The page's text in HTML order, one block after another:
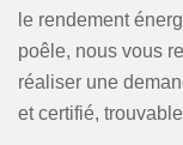
le rendement
poêle, nous vous
réaliser une
et certifié,